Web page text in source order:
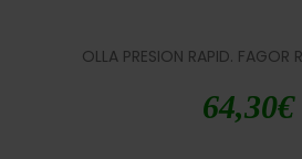
OLLA PRESION RAPID. FAGOR
64,30€